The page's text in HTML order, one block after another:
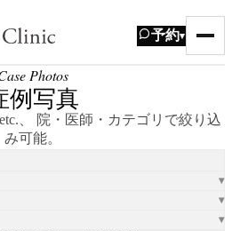
予約▾
Photos
例写真
、 院・医師・カテゴリで絞り込
み可能。